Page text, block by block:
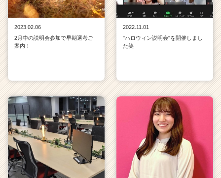
2023.02.06
2月中の説明会参加で早期選考ご
案内！
2022.11.01
"ハロウィン説明会"を開催しまし
た笑